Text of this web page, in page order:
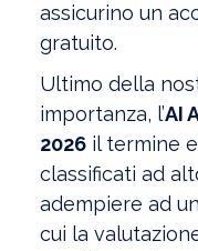
assicurino un
gratuito.
Ultimo della
importanza, l’AI
2026 il termine
classificati ad
adempiere ad
cui la